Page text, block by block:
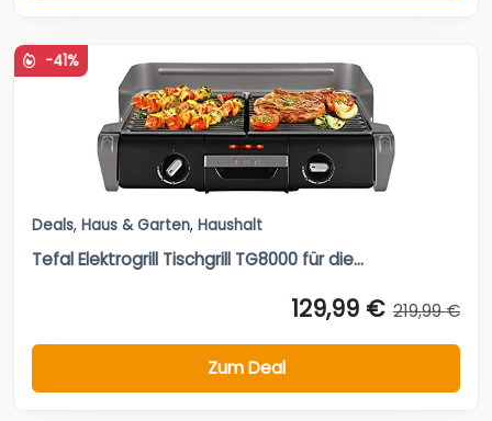
-41%
Deals, Haus & Garten, Haushalt
Tefal Elektrogrill Tischgrill TG8000 für die...
129,99 € 219,99 €
Zum Deal